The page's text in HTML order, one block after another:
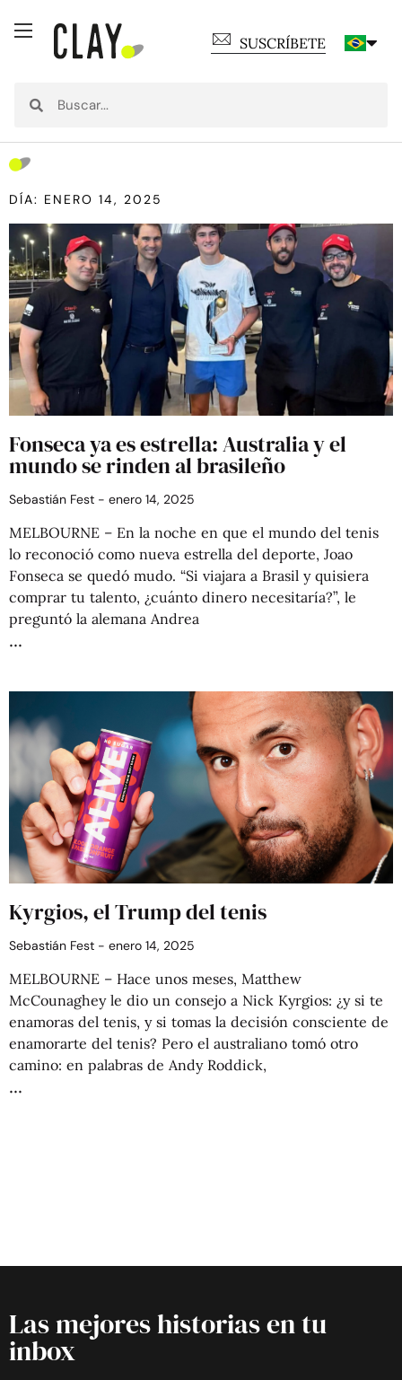
SUSCRÍBETE
DÍA: ENERO 14, 2025
Fonseca ya es estrella: Australia y el
mundo se rinden al brasileño
Sebastián Fest enero 14, 2025
MELBOURNE – En la noche en que el mundo del tenis
lo reconoció como nueva estrella del deporte, Joao
Fonseca se quedó mudo. “Si viajara a Brasil y quisiera
comprar tu talento, ¿cuánto dinero necesitaría?”, le
preguntó la alemana Andrea
Kyrgios, el Trump del tenis
Sebastián Fest enero 14, 2025
MELBOURNE – Hace unos meses, Matthew
McCounaghey le dio un consejo a Nick Kyrgios: ¿y si te
enamoras del tenis, y si tomas la decisión consciente de
enamorarte del tenis? Pero el australiano tomó otro
camino: en palabras de Andy Roddick,
Las mejores historias en tu
inbox